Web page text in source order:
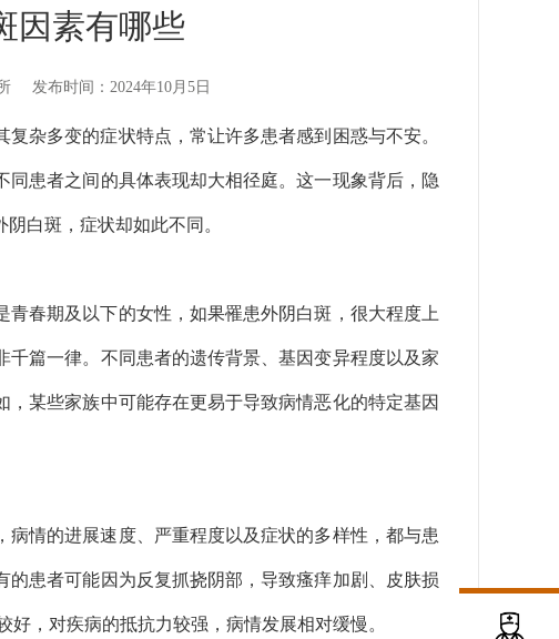
因素有哪些
发布时间：2024年10月5日
杂多变的症状特点，常让许多患者感到困惑与不安。
患者之间的具体表现却大相径庭。这一现象背后，隐
白斑，症状却如此不同。
春期及以下的女性，如果罹患外阴白斑，很大程度上
篇一律。不同患者的遗传背景、基因变异程度以及家
某些家族中可能存在更易于导致病情恶化的特定基因
情的进展速度、严重程度以及症状的多样性，都与患
患者可能因为反复抓挠阴部，导致瘙痒加剧、皮肤损
，对疾病的抵抗力较强，病情发展相对缓慢。